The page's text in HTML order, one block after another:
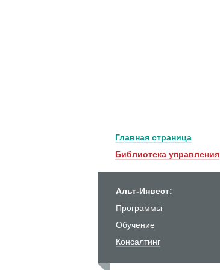
Главная страница
Библиотека управления
Альт-Инвест:
Программы
Обучение
Консалтинг